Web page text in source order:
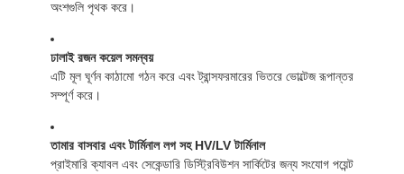
অংশগুলি পৃথক করে।
ঢালাই রজন কয়েল সমন্বয়
এটি মূল ঘূর্ণন কাঠামো গঠন করে এবং ট্রান্সফরমারের ভিতরে ভোল্টেজ রূপান্তর
সম্পূর্ণ করে।
তামার বাসবার এবং টার্মিনাল লগ সহ HV/LV টার্মিনাল
প্রাইমারি ক্যাবল এবং সেকেন্ডারি ডিস্ট্রিবিউশন সার্কিটের জন্য সংযোগ পয়েন্ট